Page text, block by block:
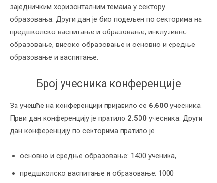
заједничким хоризонталним темама у сектору
образовања. Други дан је био подељен по секторима на
предшколско васпитање и образовање, инклузивно
образовање, високо образовање и основно и средње
образовање и васпитање.
Број учесника конференције
За учешће на конференцији пријавило се 6.600 учесника.
Први дан конференцију је пратило 2.500 учесника. Други
дан конференцију по секторима пратило је:
основно и средње образовање: 1400 ученика,
предшколско васпитање и образовање: 1000